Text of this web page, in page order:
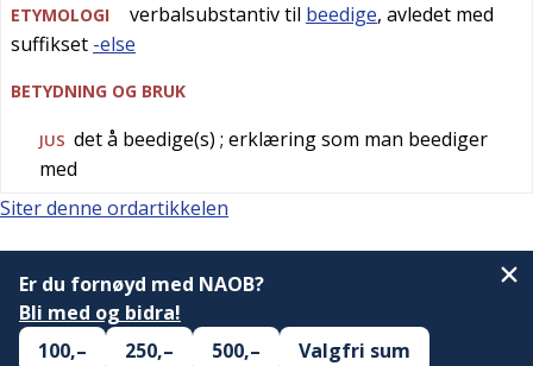
ETYMOLOGI verbalsubstantiv til beedige, avledet med
suffikset -else
BETYDNING OG BRUK
JUS det å beedige(s) ; erklæring som man beediger
med
Siter denne ordartikkelen
Er du fornøyd med NAOB?
Bli med og bidra!
100,–
250,– 500,– Valgfri sum